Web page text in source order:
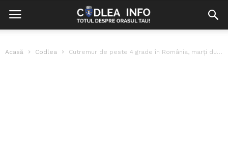
Acasă Codlea Cutremur de peste 4 grade în România, marți după amiază